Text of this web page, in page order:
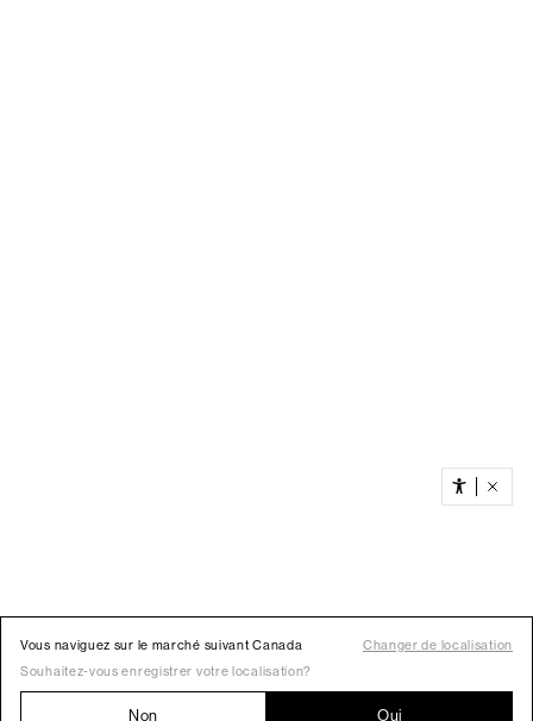
Vous naviguez sur le marché suivant Canada
Changer de localisation
Souhaitez-vous enregistrer votre localisation?
Non Oui